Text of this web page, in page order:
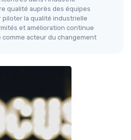
qualité auprès des équipes
la qualité industrielle
et amélioration continue
comme acteur du changement